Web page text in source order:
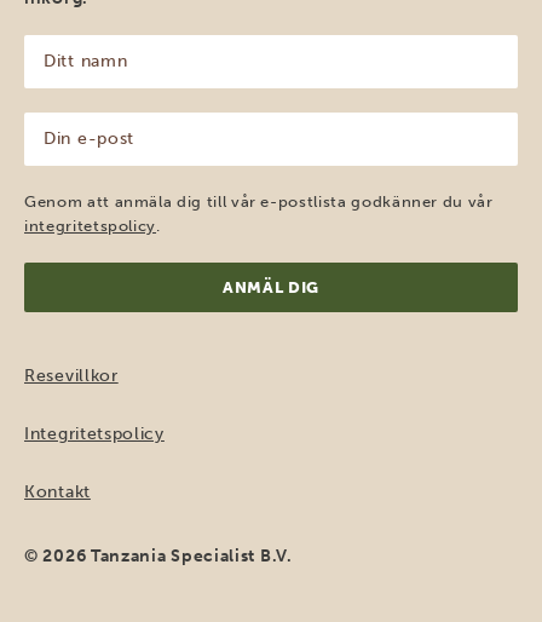
namn
(Obligatoriskt)
post
(Obligatoriskt)
Genom att anmäla dig till vår e-postlista godkänner du vår
integritetspolicy.
Resevillkor
Integritetspolicy
Kontakt
© 2026 Tanzania Specialist B.V.